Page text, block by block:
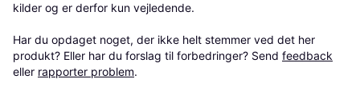
kilder og er derfor kun vejledende.
Har du opdaget noget, der ikke helt stemmer ved det her
produkt? Eller har du forslag til forbedringer? Send feedback
eller rapporter problem.